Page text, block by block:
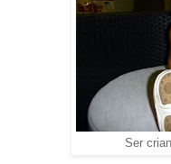
Ser